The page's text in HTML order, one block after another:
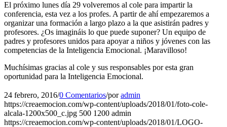
El próximo lunes día 29 volveremos al cole para impartir la
conferencia, esta vez a los profes. A partir de ahí empezaremos a
organizar una formación a largo plazo a la que asistirán padres y
profesores. ¿Os imagináis lo que puede suponer? Un equipo de
padres y profesores unidos para apoyar a niños y jóvenes con las
competencias de la Inteligencia Emocional. ¡Maravilloso!
Muchísimas gracias al cole y sus responsables por esta gran
oportunidad para la Inteligencia Emocional.
24 febrero, 2016/0 Comentarios/poradmin
https://creaemocion.com/wp-content/uploads/2018/01/foto-cole-
alcala-1200x500_c.jpg 500 1200 admin
https://creaemocion.com/wp-content/uploads/2018/01/LOGO-